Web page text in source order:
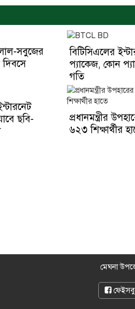
সবুজের
দিবসে
বিটিসিএলের
প্যাকেজ, কোন
গতি
ছবি-
প্রধানমন্ত্রীর
৬২৩ শিক্ষার্থীর
মেঘনা